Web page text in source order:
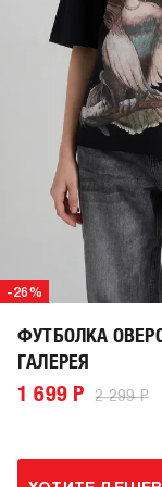
-26%
ФУТБОЛКА
ГАЛЕРЕЯ
1 699 Р 2 299 Р